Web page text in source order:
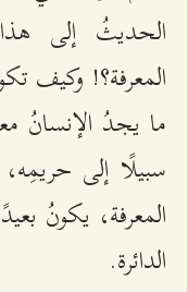
الحديثُ إلى
المعرفة؟! وكيف
ما يجدُ الإنسانُ
سبيلًا إلى
المعرفة، يكونُ
الدائرة.